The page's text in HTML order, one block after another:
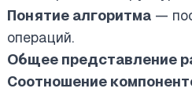
Понятие алгоритма —
операций.
Общее представление
Соотношение